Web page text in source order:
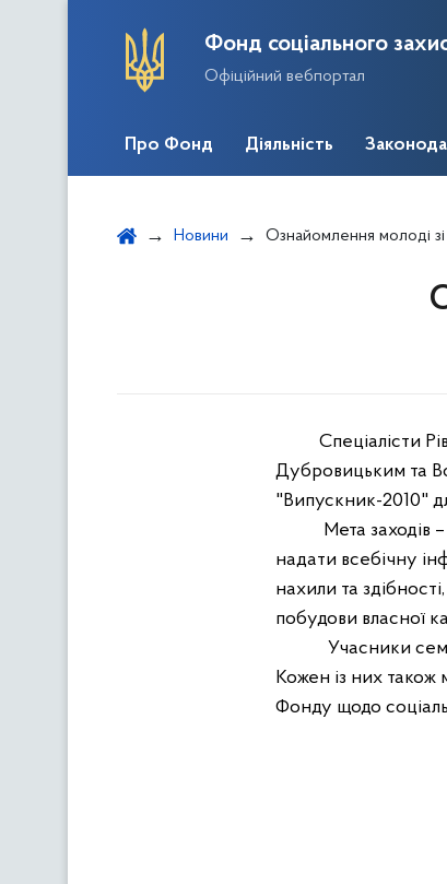
Фонд соціального
Офіційний вебпортал
Про Фонд Діяльність
Новини Ознайомлення молоді
Спеціалісти
Дубровицьким та
"Випускник-2010"
Мета заходів
надати всебічну
нахили та
побудови власної
Учасники
Кожен із них також
Фонду щодо